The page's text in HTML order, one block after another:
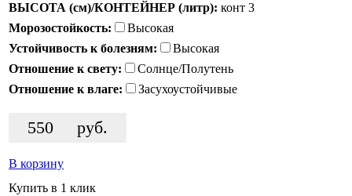
ВЫСОТА (см)/КОНТЕЙНЕР (литр): конт 3
Морозостойкость:
Высокая
Устойчивость к болезням:
Высокая
Отношение к свету:
Солнце/Полутень
Отношение к влаге:
Засухоустойчивые
550 руб.
В корзину
Купить в 1 клик